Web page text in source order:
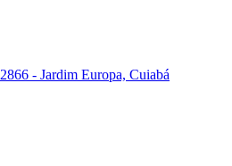
- Jardim Europa, Cuiabá